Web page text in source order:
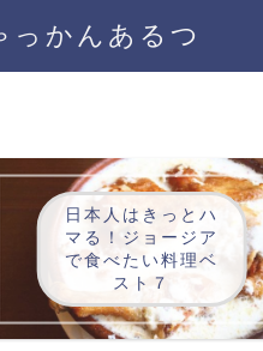
かんあるつ
日本人はきっとハ
マる！ジョージア
で食べたい料理ベ
スト７